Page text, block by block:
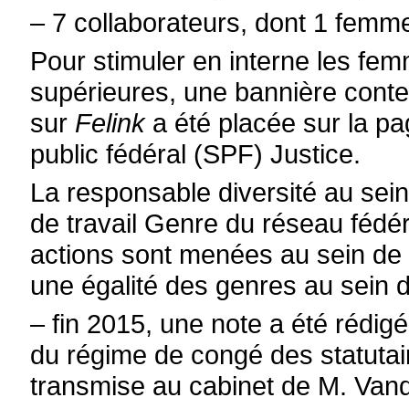
– 7 collaborateurs, dont 1
Pour stimuler en interne les
supérieures, une bannière
sur Felinka été placée sur la
public fédéral (SPF) Justice.
La responsable diversité au
de travail Genre du réseau
actions sont menées au sein
une égalité des genres au sein
– fin 2015, une note a été
du régime de congé des
transmise au cabinet de M.